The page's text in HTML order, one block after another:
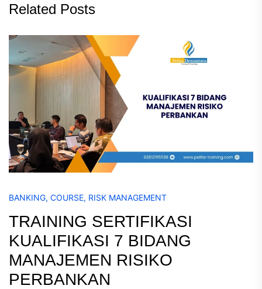
Related Posts
BANKING, COURSE, RISK MANAGEMENT
TRAINING SERTIFIKASI
KUALIFIKASI 7 BIDANG
MANAJEMEN RISIKO
PERBANKAN